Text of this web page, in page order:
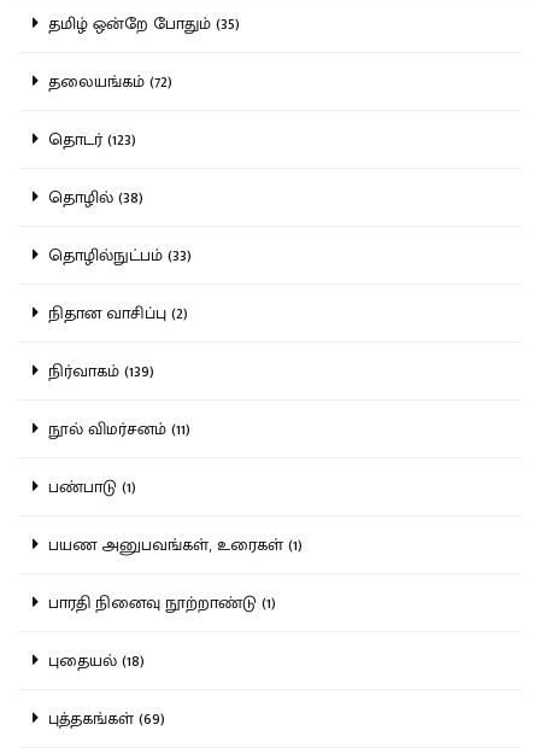
தமிழ் ஒன்றே போதும் (35)
தலையங்கம் (72)
தொடர் (123)
தொழில் (38)
தொழில்நுட்பம் (33)
நிதான வாசிப்பு (2)
நிர்வாகம் (139)
நூல் விமர்சனம் (11)
பண்பாடு (1)
பயண அனுபவங்கள், உரைகள் (1)
பாரதி நினைவு நூற்றாண்டு (1)
புதையல் (18)
புத்தகங்கள் (69)